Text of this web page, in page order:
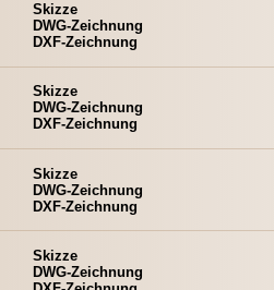
Skizze
DWG-Zeichnung
DXF-Zeichnung
Skizze
DWG-Zeichnung
DXF-Zeichnung
Skizze
DWG-Zeichnung
DXF-Zeichnung
Skizze
DWG-Zeichnung